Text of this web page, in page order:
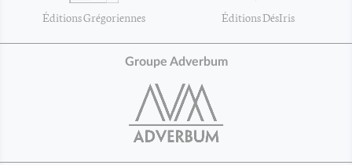
Éditions Grégoriennes Éditions DésIris
Groupe Adverbum